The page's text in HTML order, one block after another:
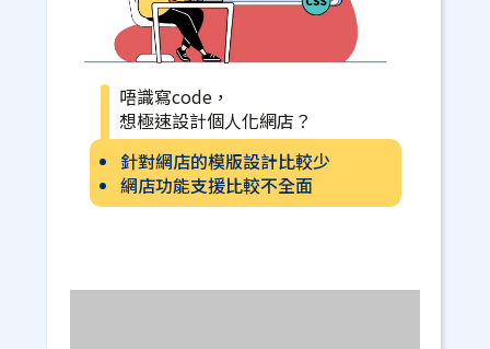
唔識寫code，
想極速設計個人化網店？
針對網店的模版設計比較少
網店功能支援比較不全面